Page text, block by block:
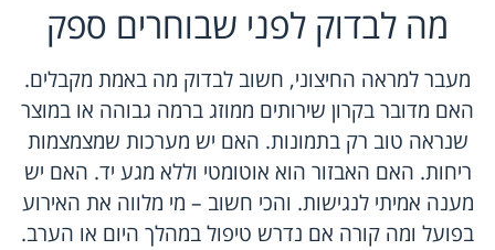
מה לבדוק לפני שבוחרים ספק
מעבר למראה החיצוני, חשוב לבדוק מה באמת מקבלים.
האם מדובר בקרון שירותים ממוזג ברמה גבוהה או במוצר
שנראה טוב רק בתמונות. האם יש מערכות שמצמצמות
ריחות. האם האבזור הוא אוטומטי וללא מגע יד. האם יש
מענה אמיתי לנגישות. והכי חשוב – מי מלווה את האירוע
בפועל ומה קורה אם נדרש טיפול במהלך היום או הערב.